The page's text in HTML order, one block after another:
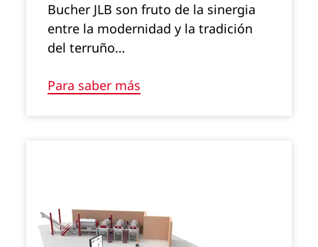
Bucher JLB son fruto de la sinergia
entre la modernidad y la tradición
del terruño…
Para saber más